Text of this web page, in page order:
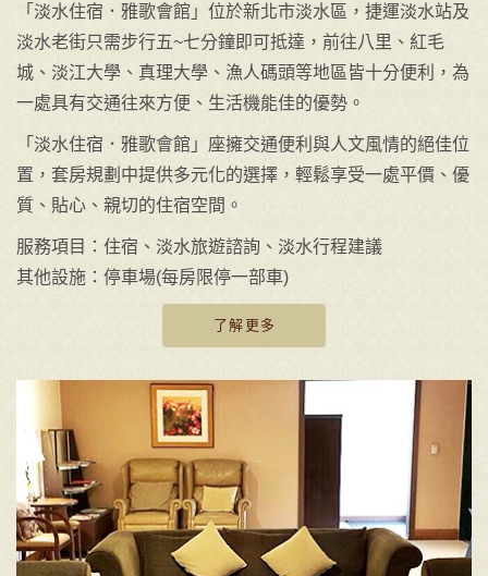
「淡水住宿．雅歌會館」位於新北市淡水區，捷運淡水站及
淡水老街只需步行五~七分鐘即可抵達，前往八里、紅毛
城、淡江大學、真理大學、漁人碼頭等地區皆十分便利，為
一處具有交通往來方便、生活機能佳的優勢。
「淡水住宿．雅歌會館」座擁交通便利與人文風情的絕佳位
置，套房規劃中提供多元化的選擇，輕鬆享受一處平價、優
質、貼心、親切的住宿空間。
服務項目：住宿、淡水旅遊諮詢、淡水行程建議
其他設施：停車場(每房限停一部車)
了解更多